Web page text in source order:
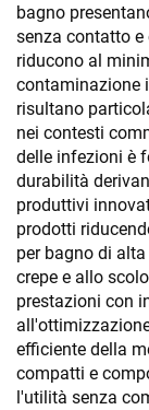
bagno
senza contatto
riducono al
contaminazione
risultano
nei contesti
delle infezioni è
durabilità
produttivi
prodotti
per bagno di
crepe e allo
prestazioni con
efficiente della
compatti e
l'utilità senza